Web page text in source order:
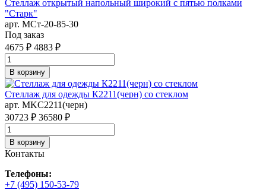
Стеллаж открытый напольный широкий с пятью полками
"Старк"
арт. MСт-20-85-30
Под заказ
4675 ₽ 4883 ₽
В корзину
Стеллаж для одежды К2211(черн) со стеклом
арт. MKC2211(черн)
30723 ₽ 36580 ₽
В корзину
Контакты
Телефоны:
+7 (495) 150-53-79